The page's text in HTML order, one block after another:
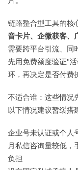
链路整合型工具的核
音卡片、企微获客、
需要跨平台引流、同
先用免费额度验证"
环，再决定是否付费
不适合谁：这些情况
以下情况建议暂缓搭
企业号未认证或个人
月私信咨询量较低，
负担